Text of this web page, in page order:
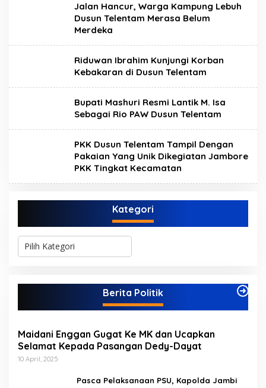
Jalan Hancur, Warga Kampung Lebuh
Dusun Telentam Merasa Belum
Merdeka
Riduwan Ibrahim Kunjungi Korban
Kebakaran di Dusun Telentam
Bupati Mashuri Resmi Lantik M. Isa
Sebagai Rio PAW Dusun Telentam
PKK Dusun Telentam Tampil Dengan
Pakaian Yang Unik Dikegiatan Jambore
PKK Tingkat Kecamatan
Kategori
K
g
Berita Politik
Maidani Enggan Gugat Ke MK dan Ucapkan
Selamat Kepada Pasangan Dedy-Dayat
10 April, 2025
Pasca Pelaksanaan PSU, Kapolda Jambi